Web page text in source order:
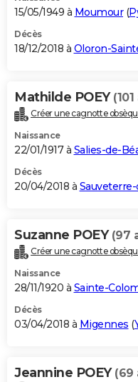
15/05/1949 à Moumour(
Décès
18/12/2018 à Oloron-
Mathilde POEY
Créer une cagnotte
Naissance
22/01/1917 à Salies-de-
Décès
20/04/2018 à
Suzanne POEY (97
Créer une cagnotte
Naissance
28/11/1920 à Sainte-
Décès
03/04/2018 à Migennes (
Jeannine POEY (69